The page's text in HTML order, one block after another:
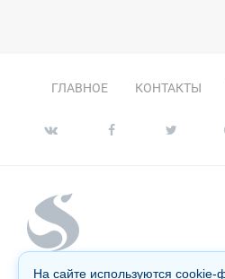
ГЛАВНОЕ КОНТАКТЫ
На сайте используются cookie-